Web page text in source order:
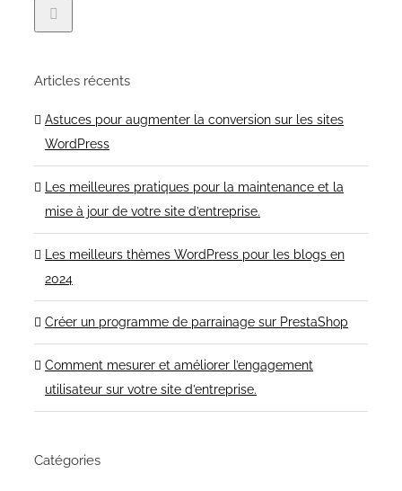
Articles récents
Astuces pour augmenter la conversion sur les sites
WordPress
Les meilleures pratiques pour la maintenance et la
mise à jour de votre site d’entreprise.
Les meilleurs thèmes WordPress pour les blogs en
2024
Créer un programme de parrainage sur PrestaShop
Comment mesurer et améliorer l’engagement
utilisateur sur votre site d’entreprise.
Catégories